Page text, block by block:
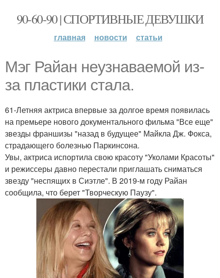
90-60-90 | СПОРТИВНЫЕ ДЕВУШКИ
главная новости статьи
Мэг Райан неузнаваемой из-
за пластики стала.
61-Летняя актриса впервые за долгое время появилась
на премьере нового документального фильма "Все еще"
звезды франшизы "назад в будущее" Майкла Дж. Фокса,
страдающего болезнью Паркинсона.
Увы, актриса испортила свою красоту "Уколами Красоты"
и режиссеры давно перестали приглашать сниматься
звезду "неспящих в Сиэтле". В 2019-м году Райан
сообщила, что берет "Творческую Паузу".